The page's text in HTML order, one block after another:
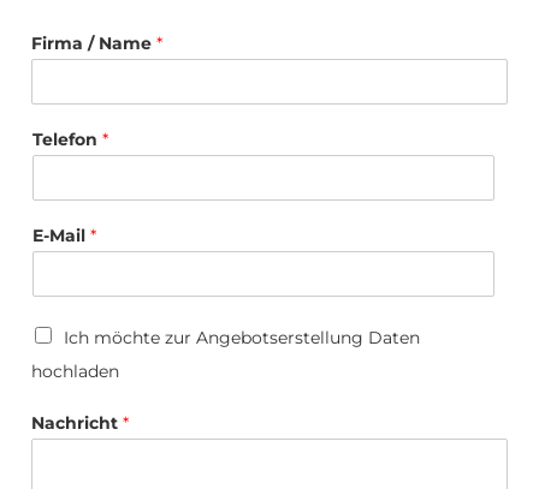
Firma / Name *
Telefon *
E-Mail *
U
l
a
d
Ich möchte zur Angebotserstellung Daten
hochladen
iNachricht *